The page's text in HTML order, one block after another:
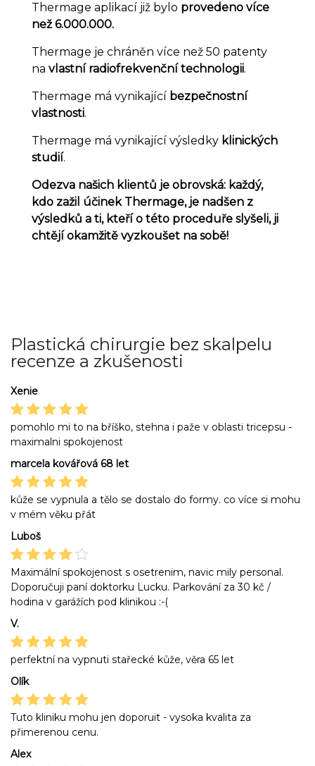
Thermage aplikací již bylo provedeno více
než 6.000.000.
Thermage je chráněn více než 50 patenty
na vlastní radiofrekvenční technologii.
Thermage má vynikající bezpečnostní
vlastnosti.
Thermage má vynikající výsledky klinických
studií.
Odezva našich klientů je obrovská: každý,
kdo zažil účinek Thermage, je nadšen z
výsledků a ti, kteří o této proceduře slyšeli, ji
chtějí okamžitě vyzkoušet na sobě!
Plastická chirurgie bez skalpelu
recenze a zkušenosti
Xenie
pomohlo mi to na bříško, stehna i paže v oblasti tricepsu -
maximalni spokojenost
marcela kovářová 68 let
kůže se vypnula a tělo se dostalo do formy. co více si mohu
v mém věku přát
Luboš
Maximální spokojenost s osetrenim, navic mily personal.
Doporučuji paní doktorku Lucku. Parkování za 30 kč /
hodina v garážích pod klinikou :-(
V.
perfektní na vypnuti stařecké kůže, věra 65 let
Olík
Tuto kliniku mohu jen doporuit - vysoka kvalita za
přimerenou cenu.
Alex